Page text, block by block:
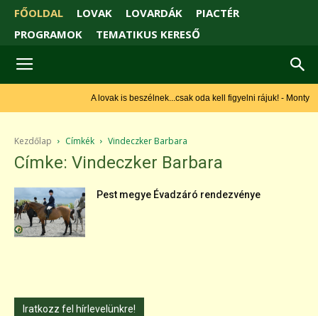
FŐOLDAL LOVAK LOVARDÁK
PIACTÉR
PROGRAMOK
TEMATIKUS KERESŐ
A lovak is beszélnek...csak oda kell figyelni rájuk! - Monty
Kezdőlap Címkék Vindeczker Barbara
Címke: Vindeczker Barbara
Pest megye Évadzáró rendezvénye
Iratkozz fel hírlevelünkre!